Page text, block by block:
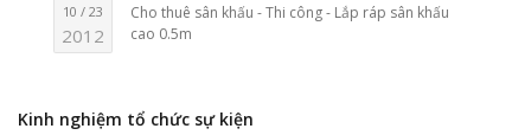
10 / 23
2012
Cho thuê sân khấu - Thi công - Lắp ráp sân khấu
cao 0.5m
Kinh nghiệm tổ chức sự kiện